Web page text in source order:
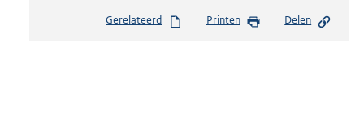
s
Gerelateerd Printen Delen